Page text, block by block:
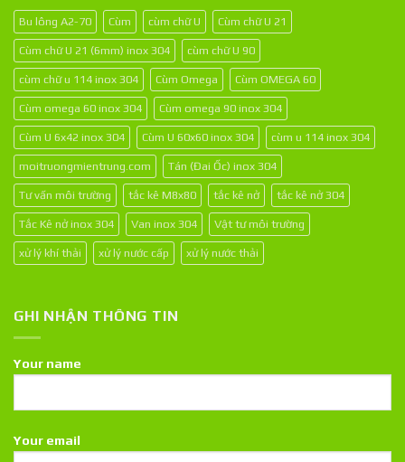
Bu lông A2-70 Cùm cùm chữ U Cùm chữ U 21
Cùm chữ U 21 (6mm) inox 304 cùm chữ U 90
cùm chữ u 114 inox 304 Cùm Omega Cùm OMEGA 60
Cùm omega 60 inox 304 Cùm omega 90 inox 304
Cùm U 6x42 inox 304 Cùm U 60x60 inox 304 cùm u 114 inox 304
moitruongmientrung.com Tán (Đai Ốc) inox 304
Tư vấn môi trường tắc kê M8x80 tắc kê nở tắc kê nở 304
Tắc Kê nở inox 304 Van inox 304 Vật tư môi trường
xử lý khí thải xử lý nước cấp xử lý nước thải
GHI NHẬN THÔNG TIN
Your name
Your email